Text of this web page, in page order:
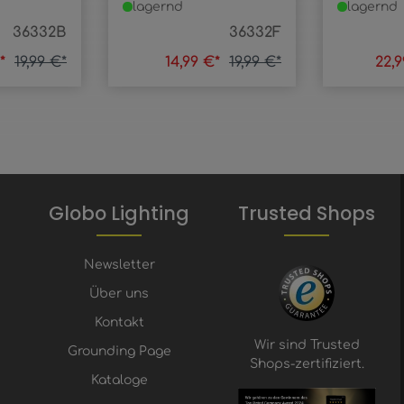
36332B
19,99 €*
36332F
lagernd
14,99 €* 19,99 €*
lagernd
Globo Lighting
Newsletter
Über uns
Kontakt
Grounding Page
Kataloge
Trusted Shops
Wir sind Trusted
Shops-zertifiziert.